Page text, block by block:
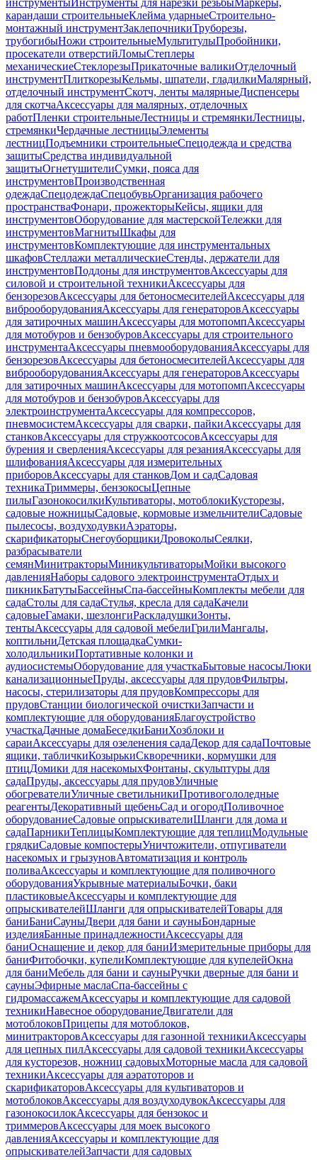
инструментыИнструменты для нарезки резьбыМаркеры,
карандаши строительныеКлейма ударныеСтроительно-
монтажный инструментЗаклепочникиТруборезы,
трубогибыНожи строительныеМультитулыПробойники,
просекатели отверстийЛомыСтеплеры
механическиеСтеклорезыПрикаточные валикиОтделочный
инструментПлиткорезыКельмы, шпатели, гладилкиМалярный,
отделочный инструментСкотч, ленты малярныеДиспенсеры
для скотчаАксессуары для малярных, отделочных
работПленки строительныеЛестницы и стремянкиЛестницы,
стремянкиЧердачные лестницыЭлементы
лестницПодъемники строительныеСпецодежда и средства
защитыСредства индивидуальной
защитыОгнетушителиСумки, пояса для
инструментовПроизводственная
одеждаСпецодеждаСпецобувьОрганизация рабочего
пространстваФонари, прожекторыКейсы, ящики для
инструментовОборудование для мастерскойТележки для
инструментовМагнитыШкафы для
инструментовКомплектующие для инструментальных
шкафовСтеллажи металлическиеСтенды, держатели для
инструментовПоддоны для инструментовАксессуары для
силовой и строительной техникиАксессуары для
бензорезовАксессуары для бетоносмесителейАксессуары для
виброоборудованияАксессуары для генераторовАксессуары
для затирочных машинАксессуары для мотопомпАксессуары
для мотобуров и бензобуровАксессуары для строительного
инструментаАксессуары пневмооборудованияАксессуары для
бензорезовАксессуары для бетоносмесителейАксессуары для
виброоборудованияАксессуары для генераторовАксессуары
для затирочных машинАксессуары для мотопомпАксессуары
для мотобуров и бензобуровАксессуары для
электроинструментаАксессуары для компрессоров,
пневмосистемАксессуары для сварки, пайкиАксессуары для
станковАксессуары для стружкоотсосовАксессуары для
бурения и сверленияАксессуары для резанияАксессуары для
шлифованияАксессуары для измерительных
приборовАксессуары для станковДом и садСадовая
техникаТриммеры, бензокосыЦепные
пилыГазонокосилкиКультиваторы, мотоблокиКусторезы,
садовые ножницыСадовые, кормовые измельчителиСадовые
пылесосы, воздуходувкиАэраторы,
скарификаторыСнегоуборщикиДровоколыСеялки,
разбрасыватели
семянМинитракторыМиникультиваторыМойки высокого
давленияНаборы садового электроинструментаОтдых и
пикникБатутыБассейныСпа-бассейныКомплекты мебели для
садаСтолы для садаСтулья, кресла для садаКачели
садовыеГамаки, шезлонгиРаскладушкиЗонты,
тентыАксессуары для садовой мебелиГрилиМангалы,
коптильниДетская площадкаСумки-
холодильникиПортативные колонки и
аудиосистемыОборудование для участкаБытовые насосыЛюки
канализационныеПруды, аксессуары для прудовФильтры,
насосы, стерилизаторы для прудовКомпрессоры для
прудовСтанции биологической очисткиЗапчасти и
комплектующие для оборудованияБлагоустройство
участкаДачные домаБеседкиБаниХозблоки и
сараиАксессуары для озеленения садаДекор для садаПочтовые
ящики, табличкиКозырькиСкворечники, кормушки для
птицДомики для насекомыхФонтаны, скульптуры для
садаПруды, аксессуары для прудовУличные
обогревателиУличные светильникиПротивогололедные
реагентыДекоративный щебеньСад и огородПоливочное
оборудованиеСадовые опрыскивателиШланги для дома и
садаПарникиТеплицыКомплектующие для теплицМодульные
грядкиСадовые компостерыУничтожители, отпугиватели
насекомых и грызуновАвтоматизация и контроль
поливаАксессуары и комплектующие для поливочного
оборудованияУкрывные материалыБочки, баки
пластиковыеАксессуары и комплектующие для
опрыскивателейШланги для опрыскивателейТовары для
баниБаниСауныДвери для бани и сауныБондарные
изделияБанные принадлежностиАксессуары для
баниОснащение и декор для баниИзмерительные приборы для
баниФитобочки, купелиКомплектующие для купелейОкна
для баниМебель для бани и сауныРучки дверные для бани и
сауныЭфирные маслаСпа-бассейны с
гидромассажемАксессуары и комплектующие для садовой
техникиНавесное оборудованиеДвигатели для
мотоблоковПрицепы для мотоблоков,
минитракторовАксессуары для газонной техникиАксессуары
для цепных пилАксессуары для садовой техникиАксессуары
для кусторезов, ножниц садовыхМоторные масла для садовой
техникиАксессуары для аэратоторов и
скарификаторовАксессуары для культиваторов и
мотоблоковАксессуары для воздуходувокАксессуары для
газонокосилокАксессуары для бензокос и
триммеровАксессуары для моек высокого
давленияАксессуары и комплектующие для
опрыскивателейЗапчасти для садовых